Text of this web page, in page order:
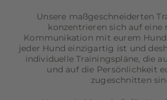
Unsere maßgeschneiderten
konzentrieren sich auf eine
Kommunikation mit eurem
jeder Hund einzigartig ist und
individuelle Trainingspläne, die
und auf die Persönlichkeit
zugeschnitten